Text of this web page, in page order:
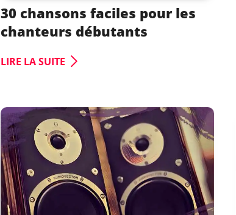
30 chansons faciles pour les
chanteurs débutants
LIRE LA SUITE